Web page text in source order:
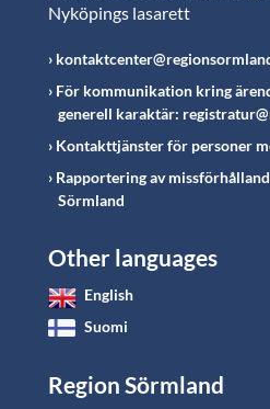
Nyköpings lasarett
För kommunikation kring
generell karaktär:
Kontakttjänster för personer
Rapportering av
Sörmland
Other languages
English
Suomi
Region Sörmland